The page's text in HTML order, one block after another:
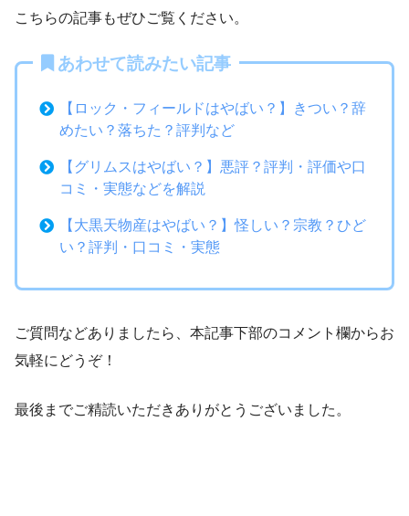
こちらの記事もぜひご覧ください。
あわせて読みたい記事
【ロック・フィールドはやばい？】きつい？辞
めたい？落ちた？評判など
【グリムスはやばい？】悪評？評判・評価や口
コミ・実態などを解説
【大黒天物産はやばい？】怪しい？宗教？ひど
い？評判・口コミ・実態
ご質問などありましたら、本記事下部のコメント欄からお
気軽にどうぞ！
最後までご精読いただきありがとうございました。